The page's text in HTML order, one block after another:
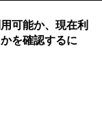
可能か、現在利
を確認するに